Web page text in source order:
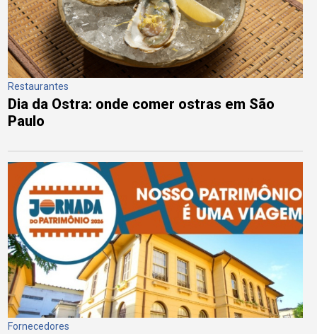
Restaurantes
Dia da Ostra: onde comer ostras em São
Paulo
Fornecedores